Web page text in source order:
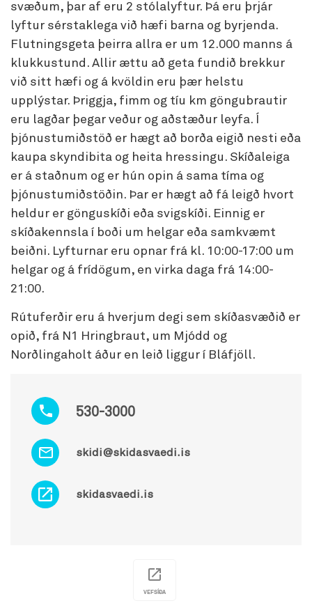
530-3000
skidi@skidasvaedi.is
skidasvaedi.is
svæðum, þar af eru 2 stólalyftur. Þá eru þrjár
lyftur sérstaklega við hæfi barna og byrjenda.
Flutningsgeta þeirra allra er um 12.000 manns á
klukkustund. Allir ættu að geta fundið brekkur
við sitt hæfi og á kvöldin eru þær helstu
upplýstar. Þriggja, fimm og tíu km göngubrautir
eru lagðar þegar veður og aðstæður leyfa. Í
þjónustumiðstöð er hægt að borða eigið nesti eða
kaupa skyndibita og heita hressingu. Skíðaleiga
er á staðnum og er hún opin á sama tíma og
þjónustumiðstöðin. Þar er hægt að fá leigð hvort
heldur er gönguskíði eða svigskíði. Einnig er
skíðakennsla í boði um helgar eða samkvæmt
beiðni. Lyfturnar eru opnar frá kl. 10:00-17:00 um
helgar og á frídögum, en virka daga frá 14:00-
21:00.
Rútuferðir eru á hverjum degi sem skíðasvæðið er
opið, frá N1 Hringbraut, um Mjódd og
Norðlingaholt áður en leið liggur í Bláfjöll.
VEFSÍÐA